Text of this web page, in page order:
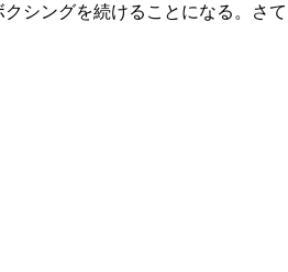
シングを続けることになる。